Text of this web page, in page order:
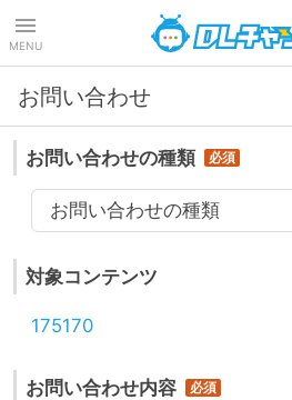
MENU
お問い合わせ
お問い合わせの種類
お問い合わせの種類
対象コンテンツ
175170
お問い合わせ内容